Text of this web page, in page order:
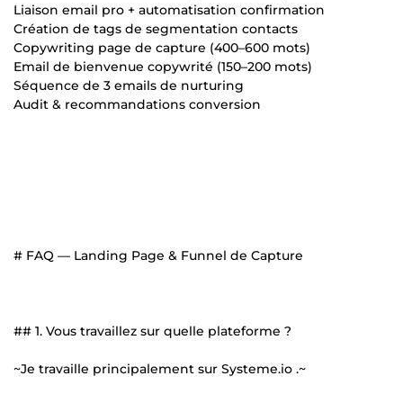
Liaison email pro + automatisation confirmation
Création de tags de segmentation contacts
Copywriting page de capture (400–600 mots)
Email de bienvenue copywrité (150–200 mots)
Séquence de 3 emails de nurturing
Audit & recommandations conversion
# FAQ — Landing Page & Funnel de Capture
## 1. Vous travaillez sur quelle plateforme ?
~Je travaille principalement sur Systeme.io .~